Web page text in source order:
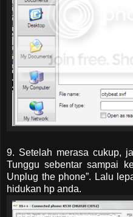
9. Setelah merasa cukup,
Tunggu sebentar sampai
Unplug the phone”. Lalu
hidukan hp anda.